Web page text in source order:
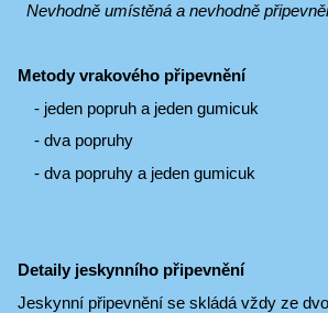
Nevhodně umístěná a nevhodně
Metody vrakového připevnění
- jeden popruh a jeden gumicuk
- dva popruhy
- dva popruhy a jeden gumicuk
Detaily jeskynního připevnění
Jeskynní připevnění se skládá vždy ze